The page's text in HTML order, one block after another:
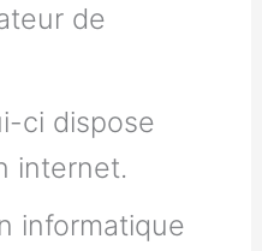
de
ci dispose
internet.
informatique